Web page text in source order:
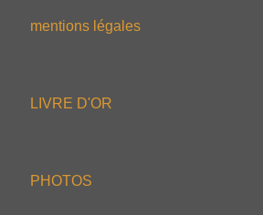
mentions légales
LIVRE D'OR
PHOTOS